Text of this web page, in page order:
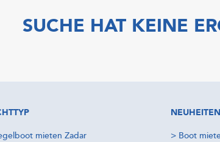
SUCHE HAT KEINE
mieten Zadar
NEUHEITEN
> Boot